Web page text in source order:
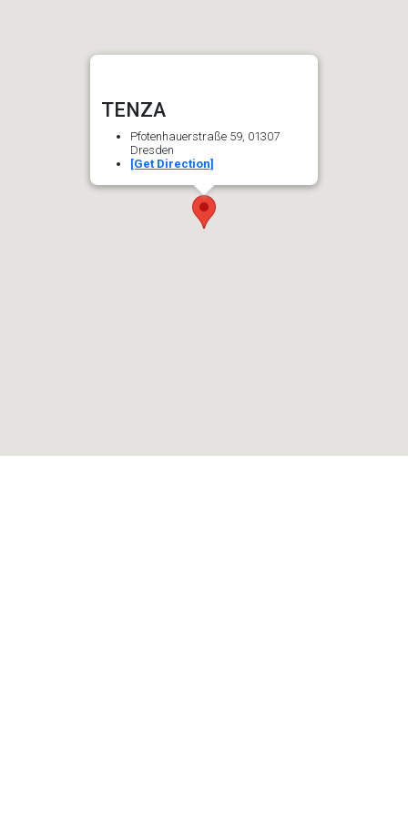
TENZA
Pfotenhauerstraße 59, 01307
Dresden
[Get Direction]